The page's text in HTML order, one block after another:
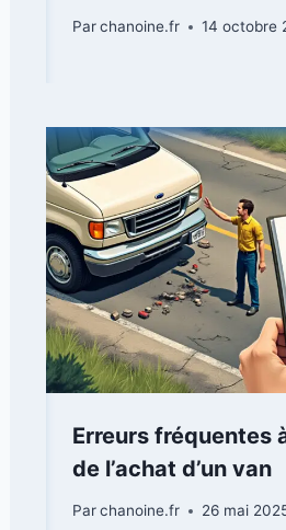
Parchanoine.fr 14 octobre
Erreurs fréquentes
de l’achat d’un van
Parchanoine.fr 26 mai